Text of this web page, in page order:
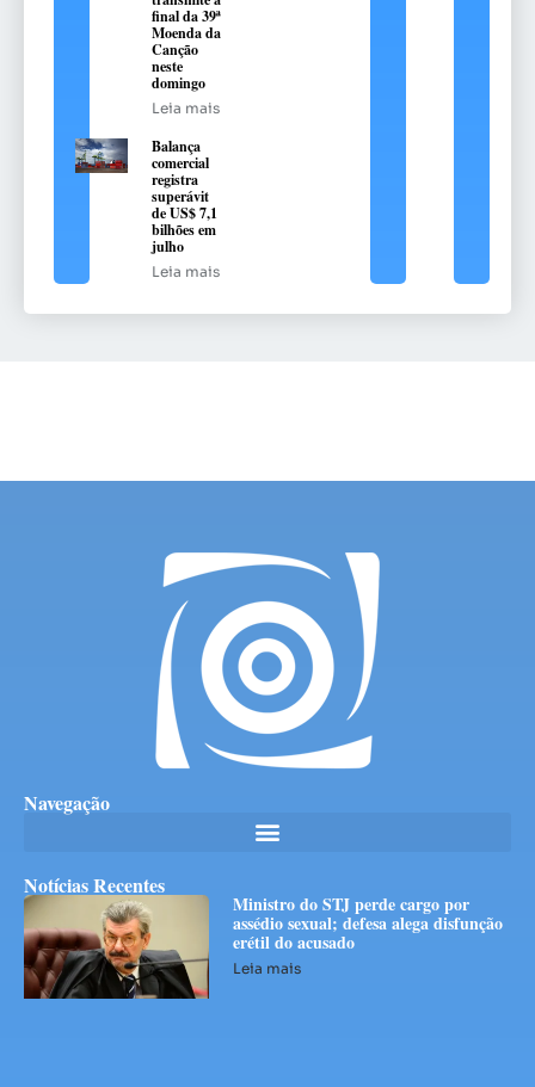
final da 39ª
Moenda da
Canção
neste
domingo
Leia mais
Balança
comercial
registra
superávit
de US$ 7,1
bilhões em
julho
Leia mais
Navegação
Notícias Recentes
Ministro do STJ perde cargo por
assédio sexual; defesa alega disfunção
erétil do acusado
Leia mais